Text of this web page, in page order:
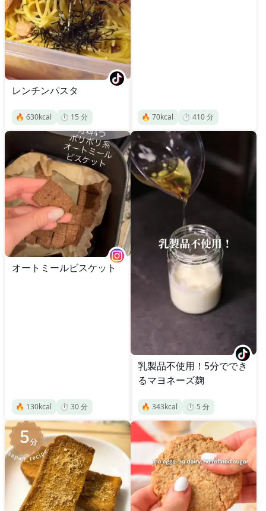
レンチンパスタ
🔥 630kcal ⏱️ 15 分 🔥 70kcal ⏱️ 410分
オートミールビスケット
🔥 130kcal ⏱️ 30分
乳製品不使用！5分ででき
るマヨネーズ麹
🔥 343kcal ⏱️ 5 分